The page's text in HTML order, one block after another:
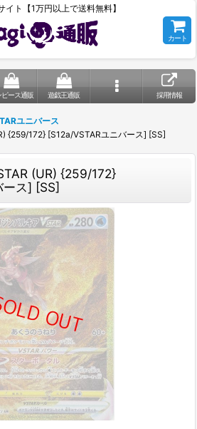
イト【1万円以上で送料無料】
カート
ピース通販 遊戯王通販 採用情報
ユニバース
{259/172} [S12a/VSTARユニバース] [SS]
(UR) {259/172}
ース] [SS]